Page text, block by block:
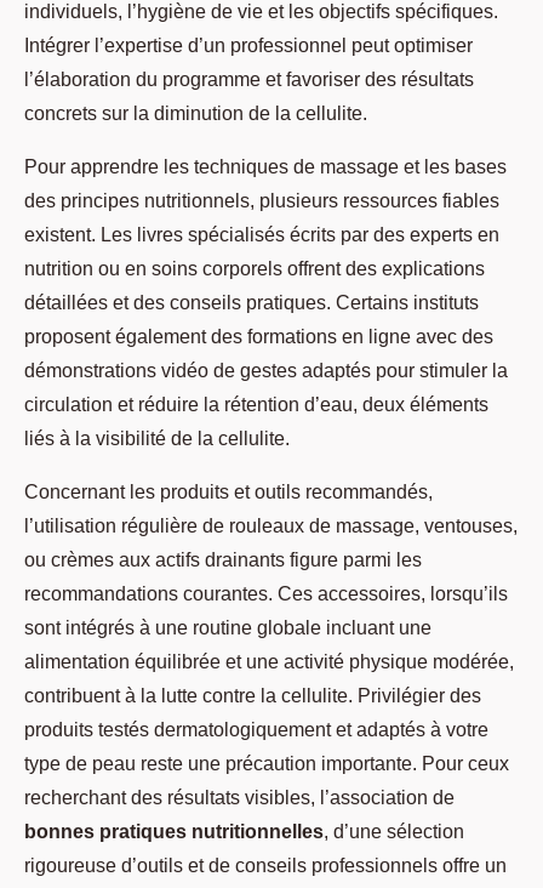
individuels, l’hygiène de vie et les objectifs spécifiques.
Intégrer l’expertise d’un professionnel peut optimiser
l’élaboration du programme et favoriser des résultats
concrets sur la diminution de la cellulite.
Pour apprendre les techniques de massage et les bases
des principes nutritionnels, plusieurs ressources fiables
existent. Les livres spécialisés écrits par des experts en
nutrition ou en soins corporels offrent des explications
détaillées et des conseils pratiques. Certains instituts
proposent également des formations en ligne avec des
démonstrations vidéo de gestes adaptés pour stimuler la
circulation et réduire la rétention d’eau, deux éléments
liés à la visibilité de la cellulite.
Concernant les produits et outils recommandés,
l’utilisation régulière de rouleaux de massage, ventouses,
ou crèmes aux actifs drainants figure parmi les
recommandations courantes. Ces accessoires, lorsqu’ils
sont intégrés à une routine globale incluant une
alimentation équilibrée et une activité physique modérée,
contribuent à la lutte contre la cellulite. Privilégier des
produits testés dermatologiquement et adaptés à votre
type de peau reste une précaution importante. Pour ceux
recherchant des résultats visibles, l’association de
bonnes pratiques nutritionnelles, d’une sélection
rigoureuse d’outils et de conseils professionnels offre un